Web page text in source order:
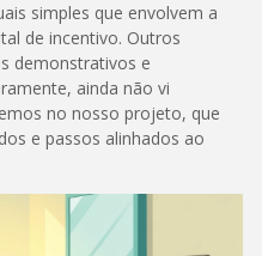
simples que envolvem a
de incentivo. Outros
demonstrativos e
ainda não vi
no nosso projeto, que
e passos alinhados ao